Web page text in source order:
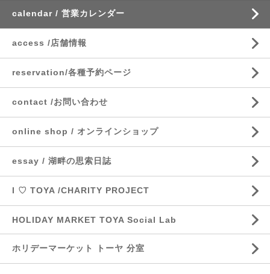
calendar / 営業カレンダー
access /店舗情報
reservation/各種予約ページ
contact /お問い合わせ
online shop / オンラインショップ
essay / 湖畔の思索日誌
I ♡ TOYA /CHARITY PROJECT
HOLIDAY MARKET TOYA Social Lab
ホリデーマーケット トーヤ 分室